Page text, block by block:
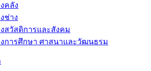
คลัง
ช่าง
สวัสดิการและสังคม
การศึกษา ศาสนาและวัฒนธรม